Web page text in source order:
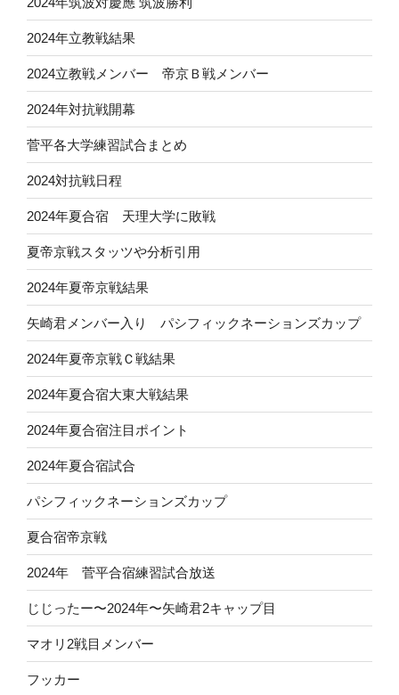
2024年立教戦結果
2024立教戦メンバー 帝京Ｂ戦メンバー
2024年対抗戦開幕
菅平各大学練習試合まとめ
2024対抗戦日程
2024年夏合宿 天理大学に敗戦
夏帝京戦スタッツや分析引用
2024年夏帝京戦結果
矢崎君メンバー入り パシフィックネーションズカップ
2024年夏帝京戦Ｃ戦結果
2024年夏合宿大東大戦結果
2024年夏合宿注目ポイント
2024年夏合宿試合
パシフィックネーションズカップ
夏合宿帝京戦
2024年 菅平合宿練習試合放送
じじったー〜2024年〜矢崎君2キャップ目
マオリ2戦目メンバー
フッカー